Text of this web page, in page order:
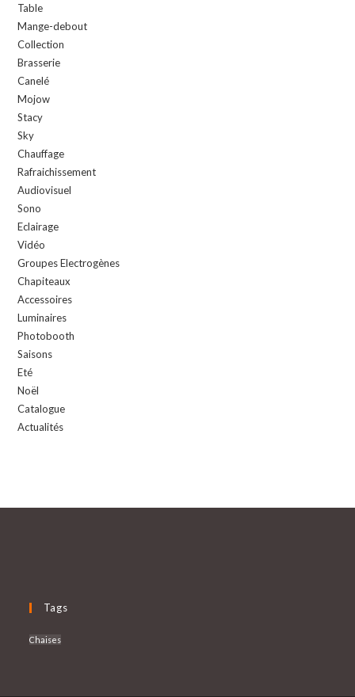
Table
Mange-debout
Collection
Brasserie
Canelé
Mojow
Stacy
Sky
Chauffage
Rafraichissement
Audiovisuel
Sono
Eclairage
Vidéo
Groupes Electrogènes
Chapiteaux
Accessoires
Luminaires
Photobooth
Saisons
Eté
Noël
Catalogue
Actualités
Tags
Chaises